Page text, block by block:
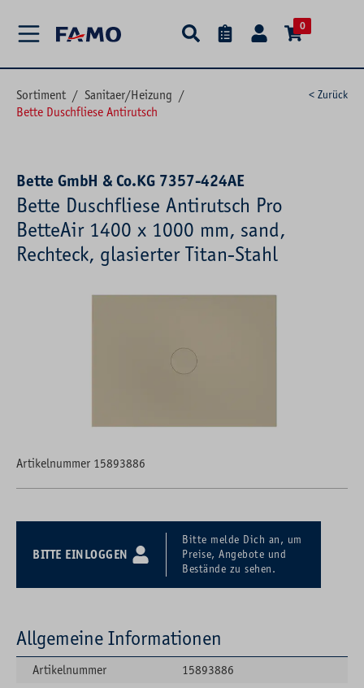
0
Sortiment / Sanitaer/Heizung /
Bette Duschfliese Antirutsch
< Zurück
Bette GmbH & Co.KG 7357-424AE
Bette Duschfliese Antirutsch Pro
BetteAir 1400 x 1000 mm, sand,
Rechteck, glasierter Titan-Stahl
Artikelnummer 15893886
BITTE EINLOGGEN
Bitte melde Dich an, um
Preise, Angebote und
Bestände zu sehen.
Allgemeine Informationen
Artikelnummer
15893886